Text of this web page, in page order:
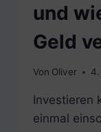
und
Geld
Von Oliver
Investieren
einmal